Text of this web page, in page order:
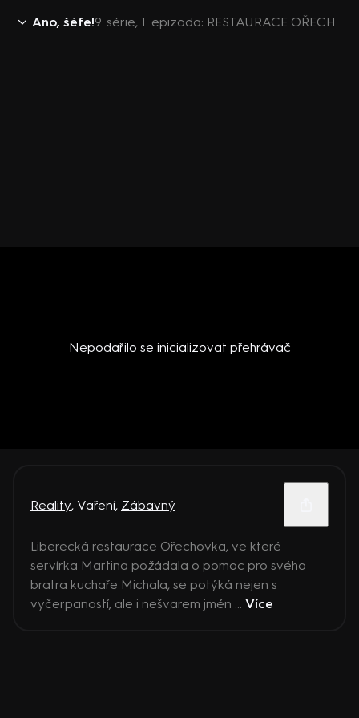
Ano, šéfe! 9. série, 1. epizoda: RESTAURACE OŘECHOVKA / Liberec
Nepodařilo se inicializovat přehrávač
Reality, Vaření, Zábavný
Liberecká restaurace Ořechovka, ve které
servírka Martina požádala o pomoc pro svého
bratra kuchaře Michala, se potýká nejen s
vyčerpaností, ale i nešvarem jmén ... Více